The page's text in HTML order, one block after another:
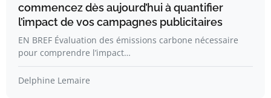
commencez dès aujourd’hui à quantifier
l’impact de vos campagnes publicitaires
EN BREF Évaluation des émissions carbone nécessaire
pour comprendre l’impact…
Delphine Lemaire